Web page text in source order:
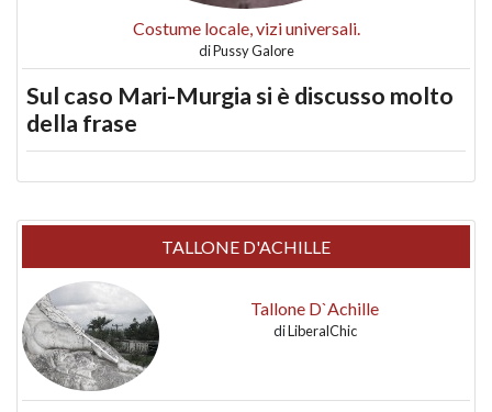
Costume locale, vizi universali.
diPussy Galore
Sul caso Mari-Murgia si è discusso molto
della frase
TALLONE D'ACHILLE
Tallone D`Achille
diLiberalChic